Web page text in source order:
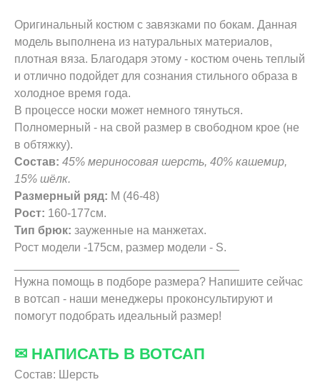
Оригинальный костюм с завязками по бокам. Данная
модель выполнена из натуральных материалов,
плотная вяза. Благодаря этому - костюм очень теплый
и отлично подойдет для сознания стильного образа в
холодное время года.
В процессе носки может немного тянуться.
Полномерный - на свой размер в свободном крое (не
в обтяжку).
Состав: 45% мериносовая шерсть, 40% кашемир,
15% шёлк.
Размерный ряд: М (46-48)
Рост: 160-177см.
Тип брюк: зауженные на манжетах.
Рост модели -175см, размер модели - S.
Нужна помощь в подборе размера? Напишите сейчас
в вотсап - наши менеджеры проконсультируют и
помогут подобрать идеальный размер!
✉ НАПИСАТЬ В ВОТСАП
Состав: Шерсть